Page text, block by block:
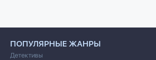
ПОПУЛЯРНЫЕ ЖАНРЫ
Детективы